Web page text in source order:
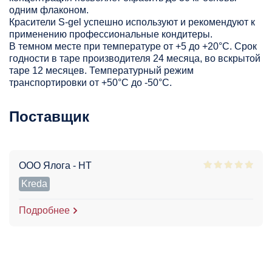
одним флаконом.
Красители S-gel успешно используют и рекомендуют к
применению профессиональные кондитеры.
В темном месте при температуре от +5 до +20°С. Срок
годности в таре производителя 24 месяца, во вскрытой
таре 12 месяцев. Температурный режим
транспортировки от +50°С до -50°С.
Поставщик
ООО Ялога - НТ
Kreda
Подробнее